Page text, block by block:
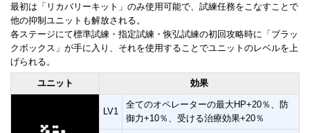
最初は「リカバリーキット」のみ使用可能で、試練任務をこなすことで
他の抑制ユニットも解放される。
各ステージにて標準試練・指定試練・恢弘試練の初回攻略時に「ブラッ
クボックス」が手に入り、それを使用することでユニットのレベルを上
げられる。
ユニット 効果
LV1
全てのオペレーターの最大HP+20％、防
御力+10％、受ける治療効果+20％